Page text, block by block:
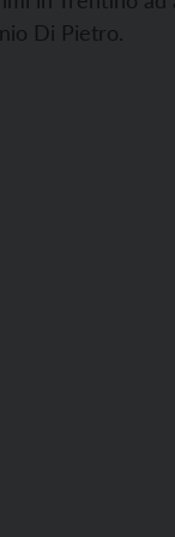
Di Pietro.